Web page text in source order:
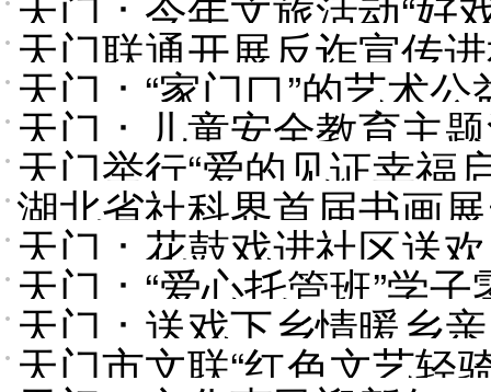
天门联通开展反诈宣传
天门：“家门口”的艺术
天门：儿童安全教育主
天门举行“爱的见证幸福
湖北省社科界首届书画
天门：花鼓戏进社区送
天门：“爱心托管班”学
天门：送戏下乡情暖乡亲
天门市文联“红色文艺轻